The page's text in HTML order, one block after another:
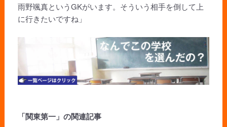
雨野颯真というGKがいます。そういう相手を倒して上
に行きたいですね」
「関東第一」の関連記事